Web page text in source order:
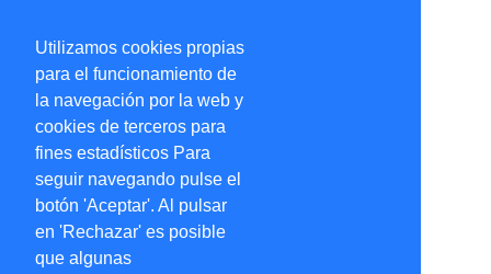
Utilizamos cookies propias
para el funcionamiento de
la navegación por la web y
cookies de terceros para
fines estadísticos Para
seguir navegando pulse el
botón 'Aceptar'. Al pulsar
en 'Rechazar' es posible
que algunas